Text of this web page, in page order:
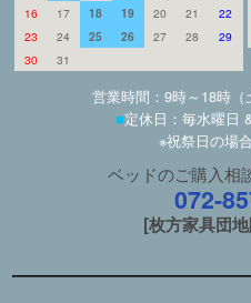
16
17 18 19 20 21
22
23
24 25 26 27 28
29
30
31
営業時間：9時～18時（
■定休日：毎水曜日
※祝祭日の場
ベッドのご購入相
072-
[枚方家具団